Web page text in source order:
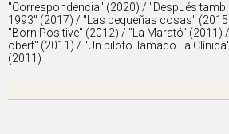
"Correspondencia" (2020) / "Después
1993" (2017) / "Las pequeñas cosas"
"Born Positive" (2012) / "La Marató" (2011)
obert" (2011) / "Un piloto llamado La
(2011)